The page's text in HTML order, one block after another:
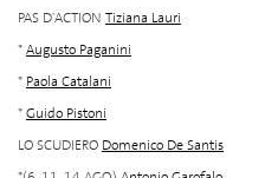
PAS D'ACTION Tiziana Lauri
*Augusto Paganini
* Paola Catalani
*Guido Pistoni
LO SCUDIERO Domenico De Santis